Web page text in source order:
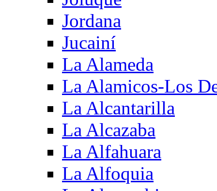
Jordana
Jucainí
La Alameda
La Alamicos-Los
La Alcantarilla
La Alcazaba
La Alfahuara
La Alfoquia